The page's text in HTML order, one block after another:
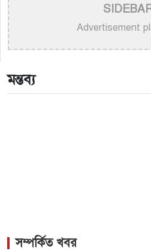
>
বাংলাদেশ বেতারে সুরকার ও
তালিকাভুক্ত হলেন ৯২ শিল্পী
>একই দিনে জন্ম, সুরের টানে
জুটি
Advertisement
মন্তব্য
সম্পর্কিত খবর